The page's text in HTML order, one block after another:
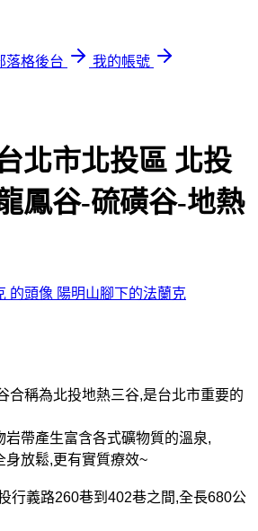
落格後台
我的帳號
北市北投區 北投
鳳谷-硫磺谷-地熱
陽明山腳下的法蘭克
合稱為北投地熱三谷,是台北市重要的
岩帶產生富含各式礦物質的溫泉,
身放鬆,更有實質療效~
行義路260巷到 402巷之間,全長680公